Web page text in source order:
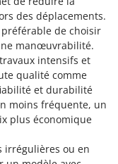
des déplacements.
de choisir
manœuvrabilité.
intensifs et
qualité comme
et durabilité
moins fréquente, un
plus économique
irrégulières ou en